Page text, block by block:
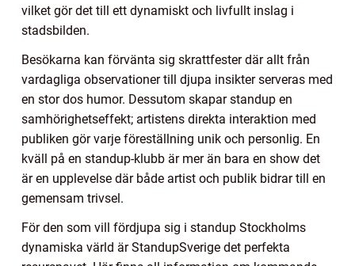
vilket gör det till ett dynamiskt och livfullt inslag i
stadsbilden.
Besökarna kan förvänta sig skrattfester där allt från
vardagliga observationer till djupa insikter serveras med
en stor dos humor. Dessutom skapar standup en
samhörighetseffekt; artistens direkta interaktion med
publiken gör varje föreställning unik och personlig. En
kväll på en standup-klubb är mer än bara en show det
är en upplevelse där både artist och publik bidrar till en
gemensam trivsel.
För den som vill fördjupa sig i standup Stockholms
dynamiska värld är StandupSverige det perfekta